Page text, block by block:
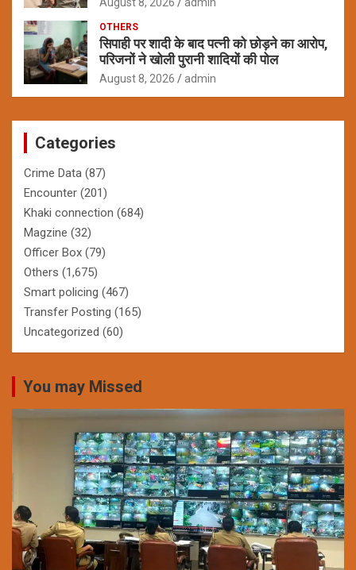
OTHERS
सिपाही पर शादी के बाद पत्नी को छोड़ने का आरोप,
परिजनों ने खोली पुरानी शादियों की पोल
August 8, 2026 admin
Categories
Crime Data (87)
Encounter (201)
Khaki connection (684)
Magzine (32)
Officer Box (79)
Others (1,675)
Smart policing (467)
Transfer Posting (165)
Uncategorized (60)
You may Missed